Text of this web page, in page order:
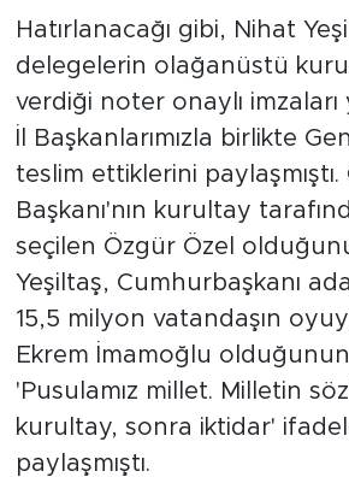
Hatırlanacağı gibi, Nihat
delegelerin olağanüstü
verdiği noter onaylı
İl Başkanlarımızla birlikte
teslim ettiklerini paylaşmıştı.
Başkanı'nın kurultay
seçilen Özgür Özel
Yeşiltaş, Cumhurbaşkanı
15,5 milyon vatandaşın
Ekrem İmamoğlu olduğunun
'Pusulamız millet. Milletin
kurultay, sonra iktidar'
paylaşmıştı.